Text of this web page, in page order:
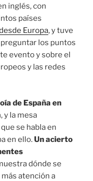
inglés, con
países
Europa, y tuve
los puntos
evento y sobre el
y las redes
de España en
, y la mesa
se habla en
en ello.Un acierto
dónde se
atención a